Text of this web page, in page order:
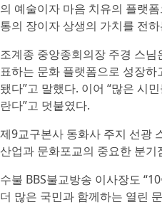
의 예술이자 마음 치유의 플랫
통의 장이자 상생의 가치를 전
조계종 중앙종회의장 주경 스
표하는 문화 플랫폼으로 성장
됐다”고 말했다. 이어 “많은 시
란다”고 덧붙였다.
제9교구본사 동화사 주지 선광
산업과 문화포교의 중요한 분기
수불 BBS불교방송 이사장도
더 많은 국민과 함께하는 열린